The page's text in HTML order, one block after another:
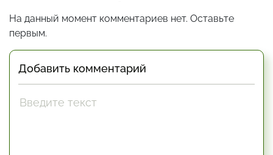
На данный момент комментариев нет. Оставьте
первым.
Добавить комментарий